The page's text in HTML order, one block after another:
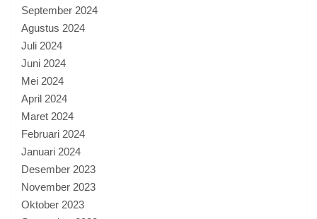
September 2024
Agustus 2024
Juli 2024
Juni 2024
Mei 2024
April 2024
Maret 2024
Februari 2024
Januari 2024
Desember 2023
November 2023
Oktober 2023